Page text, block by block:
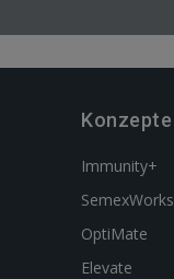
Konzepte
Immunity+
SemexWorks
OptiMate
Elevate